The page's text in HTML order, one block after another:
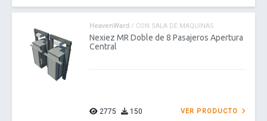
HeavenWard / CON SALA DE MAQUINAS
Nexiez MR Doble de 8 Pasajeros Apertura
Central
2775 150 VER PRODUCTO